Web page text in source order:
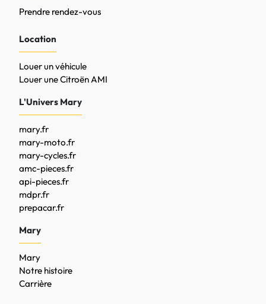
Prendre rendez-vous
Location
Louer un véhicule
Louer une Citroën AMI
L'Univers Mary
mary.fr
mary-moto.fr
mary-cycles.fr
amc-pieces.fr
api-pieces.fr
mdpr.fr
prepacar.fr
Mary
Mary
Notre histoire
Carrière